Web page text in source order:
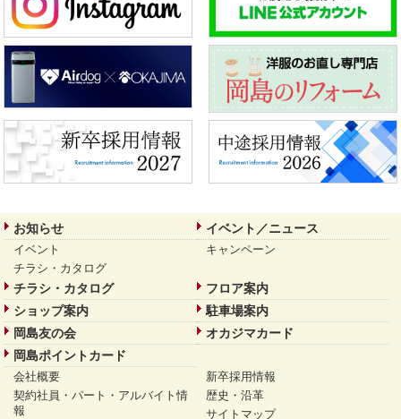
お知らせ イベント／ニュース
イベント
キャンペーン
チラシ・カタログ
チラシ・カタログ
フロア案内
ショップ案内
駐車場案内
岡島友の会
オカジマカード
岡島ポイントカード
会社概要
新卒採用情報
契約社員・パート・アルバイト情
報
歴史・沿革
サイトマップ